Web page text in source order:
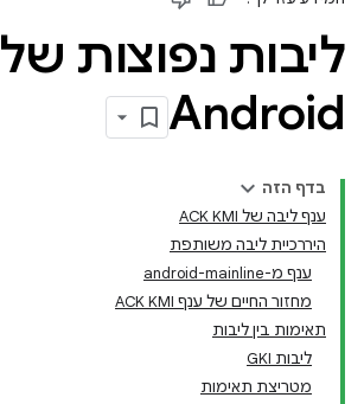
ליבות נפוצות של
Android
בדף הזה
ענף ליבה של ACK KMI
היררכיית ליבה משותפת
ענף מ-android-mainline
מחזור החיים של ענף ACK KMI
תאימות בין ליבות
ליבות GKI
מטריצת תאימות